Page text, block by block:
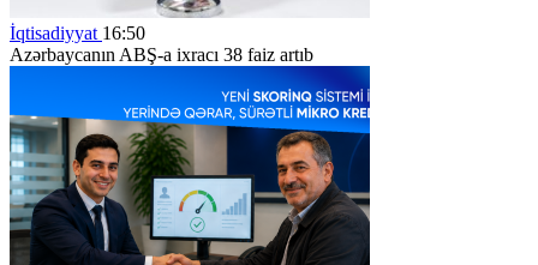
İqtisadiyyat 16:50
Azərbaycanın ABŞ-a ixracı 38 faiz artıb